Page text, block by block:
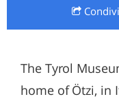
The Tyrol
home of Ötzi, in